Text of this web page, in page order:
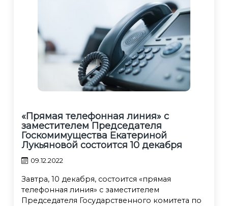
«Прямая телефонная линия» c
заместителем Председателя
Госкомимущества Екатериной
Лукьяновой состоится 10 декабря
09.12.2022
Завтра, 10 декабря, состоится «прямая
телефонная линия» с заместителем
Председателя Государственного комитета по